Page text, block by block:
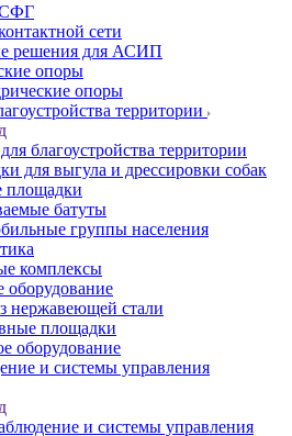
сети
решения для АСИП
опоры
опоры
территории
благоустройства территории
для выгула и дрессировки собак
площадки
батуты
группы населения
комплексы
оборудование
нержавеющей стали
площадки
оборудование
и системы управления
и системы управления